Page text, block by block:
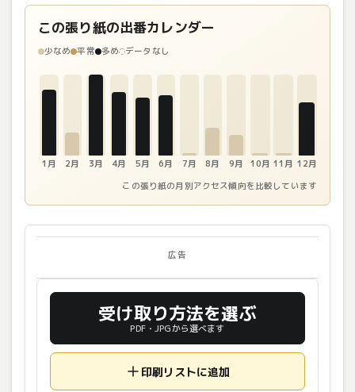
この張り紙の出番カレンダー
少なめ 平常 多め データなし
1月 2月 3月 4月 5月 6月 7月 8月 9月 10月 11月 12月
この張り紙の月別アクセス傾向を比較しています
広告
受け取り方法を選ぶ
PDF・JPGから選べます
印刷リストに追加